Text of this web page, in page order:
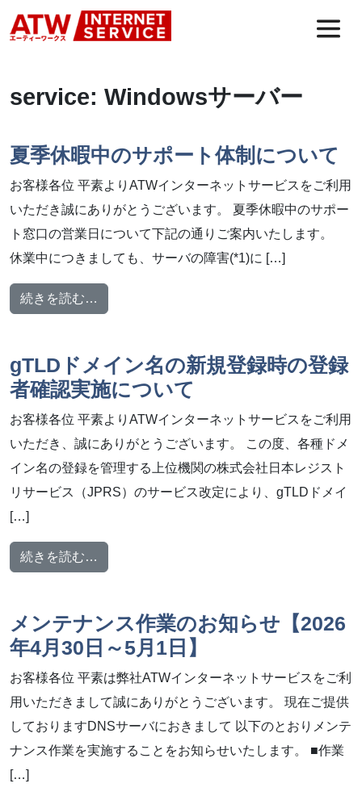
コンテンツへスキップ
メインナビゲーション
service: Windowsサーバー
夏季休暇中のサポート体制について
お客様各位 平素よりATWインターネットサービスをご利用
いただき誠にありがとうございます。 夏季休暇中のサポー
ト窓口の営業日について下記の通りご案内いたします。
休業中につきましても、サーバの障害(*1)に […]
続きを読む…
gTLDドメイン名の新規登録時の登録
者確認実施について
お客様各位 平素よりATWインターネットサービスをご利用
いただき、誠にありがとうございます。 この度、各種ドメ
イン名の登録を管理する上位機関の株式会社日本レジスト
リサービス（JPRS）のサービス改定により、gTLDドメイ
[…]
続きを読む…
メンテナンス作業のお知らせ【2026
年4月30日～5月1日】
お客様各位 平素は弊社ATWインターネットサービスをご利
用いただきまして誠にありがとうございます。 現在ご提供
しておりますDNSサーバにおきまして 以下のとおりメンテ
ナンス作業を実施することをお知らせいたします。 ■作業
[…]